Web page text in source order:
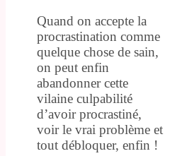
Quand on accepte la
procrastination comme
quelque chose de sain,
on peut enfin
abandonner cette
vilaine culpabilité
d’avoir procrastiné,
voir le vrai problème et
tout débloquer, enfin !